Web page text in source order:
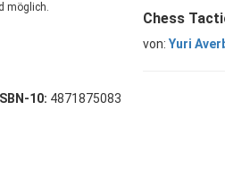
möglich.
Chess
von: Yuri
ISBN-10: 4871875083